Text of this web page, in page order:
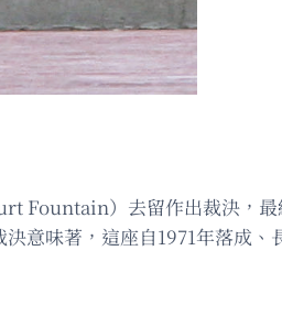
Fountain）去留作出裁決，
意味著，這座自1971年落成